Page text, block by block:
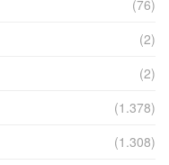
(76)
(2)
(2)
(1.378)
(1.308)